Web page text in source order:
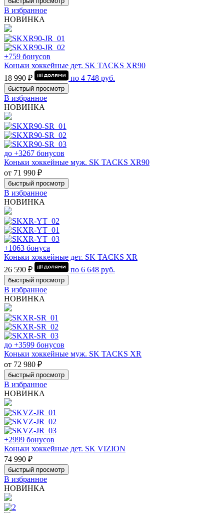
В избранное
НОВИНКА
+759 бонусов
Коньки хоккейные дет. SK TACKS XR90
18 990 ₽
по 4 748 руб.
быстрый просмотр
В избранное
НОВИНКА
до +3267 бонусов
Коньки хоккейные муж. SK TACKS XR90
от 71 990 ₽
быстрый просмотр
В избранное
НОВИНКА
+1063 бонуса
Коньки хоккейные дет. SK TACKS XR
26 590 ₽
по 6 648 руб.
быстрый просмотр
В избранное
НОВИНКА
до +3599 бонусов
Коньки хоккейные муж. SK TACKS XR
от 72 980 ₽
быстрый просмотр
В избранное
НОВИНКА
+2999 бонусов
Коньки хоккейные дет. SK VIZION
74 990 ₽
быстрый просмотр
В избранное
НОВИНКА